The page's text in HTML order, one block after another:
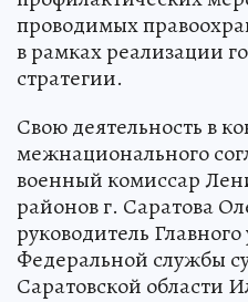
проводимых
в рамках реализации
стратегии.
Свою деятельность в
межнационального
военный комиссар
районов г. Саратова
руководитель
Федеральной службы
Саратовской области